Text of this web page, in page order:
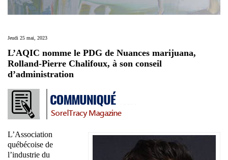
Jeudi 25 mai, 2023
L’AQIC nomme le PDG de Nuances marijuana,
Rolland-Pierre Chalifoux, à son conseil
d’administration
L’Association
québécoise de
l’industrie du